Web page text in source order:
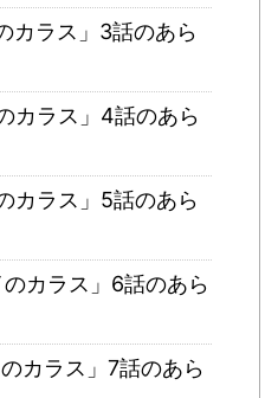
カラス」3話のあら
カラス」4話のあら
カラス」5話のあら
カラス」6話のあら
カラス」7話のあら